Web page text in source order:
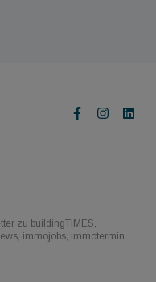
zu buildingTIMES,
immojobs, immotermin